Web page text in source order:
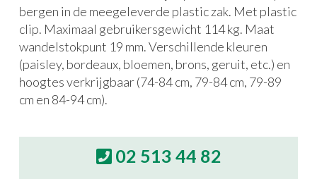
bergen in de meegeleverde plastic zak. Met plastic
clip. Maximaal gebruikersgewicht 114 kg. Maat
wandelstokpunt 19 mm. Verschillende kleuren
(paisley, bordeaux, bloemen, brons, geruit, etc.) en
hoogtes verkrijgbaar (74-84 cm, 79-84 cm, 79-89
cm en 84-94 cm).
02 513 44 82